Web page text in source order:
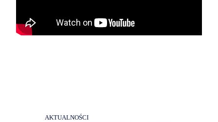
AKTUALNOŚCI